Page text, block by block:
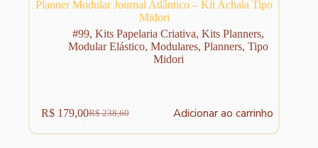
Planner Modular Journal Atlântico – Kit Achala Tipo
Midori
#99,Kits Papelaria Criativa,Kits Planners,
Modular Elástico,Modulares,Planners,Tipo
Midori
R$238,60
O
preço
R$179,00O
preço
Adicionar ao carrinho